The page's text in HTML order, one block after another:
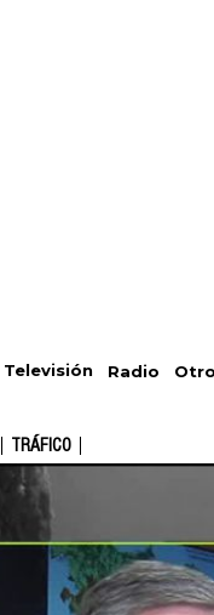
Televisión Radio
TRÁFICO